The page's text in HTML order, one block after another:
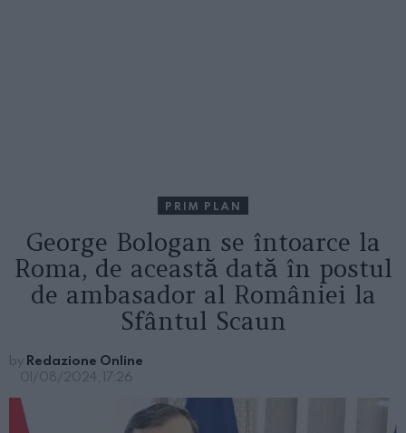
PRIM PLAN
George Bologan se întoarce la
Roma, de această dată în postul
de ambasador al României la
Sfântul Scaun
by Redazione Online
01/08/2024, 17:26